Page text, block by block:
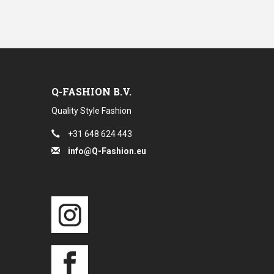
Q-FASHION B.V.
Quality Style Fashion
+31 648 624 443
info@Q-Fashion.eu